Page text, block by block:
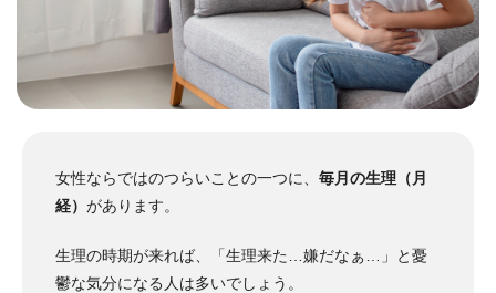
女性ならではのつらいことの一つに、 毎月の生理（月
経） があります。
生理の時期が来れば、「生理来た…嫌だなぁ…」と憂
鬱な気分になる人は多いでしょう。